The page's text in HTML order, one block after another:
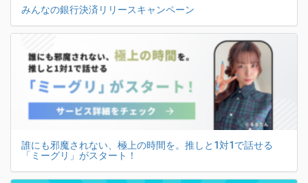
みんなの銀行決済リリースキャンペーン
誰にも邪魔されない、極上の時間を。推しと1対1で話せる
「ミーグリ」がスタート！